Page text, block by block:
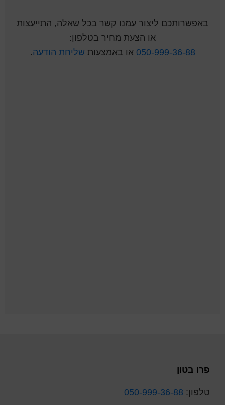
באפשרותכם ליצור עמנו קשר בכל שאלה, התייעצות
או הצעת מחיר בטלפון:
050-999-36-88 או באמצעות שליחת הודעה.
Footer
פרו בטון
טלפון: 050-999-36-88